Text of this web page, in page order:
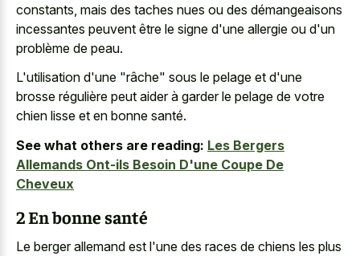
constants, mais des taches nues ou des démangeaisons
incessantes peuvent être le signe d'une allergie ou d'un
problème de peau.
L'utilisation d'une "râche" sous le pelage et d'une
brosse régulière peut aider à garder le pelage de votre
chien lisse et en bonne santé.
See what others are reading: Les Bergers
Allemands Ont-ils Besoin D'une Coupe De
Cheveux
2 En bonne santé
Le berger allemand est l'une des races de chiens les plus